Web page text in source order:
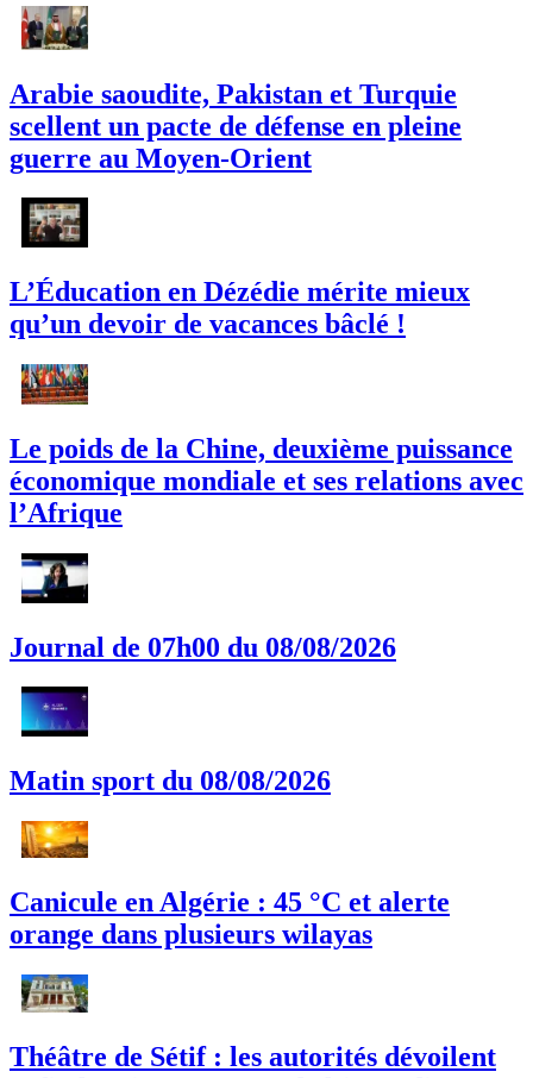
Arabie saoudite, Pakistan et Turquie
scellent un pacte de défense en pleine
guerre au Moyen-Orient
L’Éducation en Dézédie mérite mieux
qu’un devoir de vacances bâclé !
Le poids de la Chine, deuxième puissance
économique mondiale et ses relations avec
l’Afrique
Journal de 07h00 du 08/08/2026
Matin sport du 08/08/2026
Canicule en Algérie : 45 °C et alerte
orange dans plusieurs wilayas
Théâtre de Sétif : les autorités dévoilent